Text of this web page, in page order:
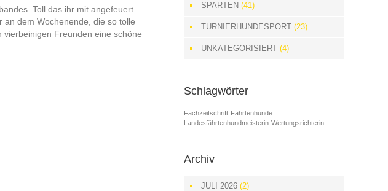
Toll das ihr mit angefeuert
an dem Wochenende, die so tolle
Freunden eine schöne
SPARTEN (41)
TURNIERHUNDESPORT(23)
UNKATEGORISIERT(4)
Schlagwörter
Fachzeitschrift Fährtenhunde
Landesfährtenhundmeisterin Wertungsrichterin
Archiv
JULI 2026(2)